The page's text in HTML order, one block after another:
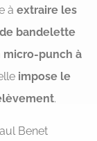
àextraire les
bandelette
micro-punch à
impose le
.
Benet